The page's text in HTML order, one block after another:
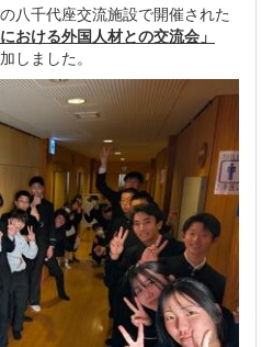
八千代座交流施設で開催された
おける外国人材との交流会」
しました。